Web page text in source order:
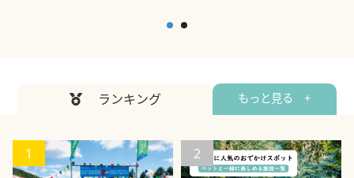
ランキング もっと見る +
1 2